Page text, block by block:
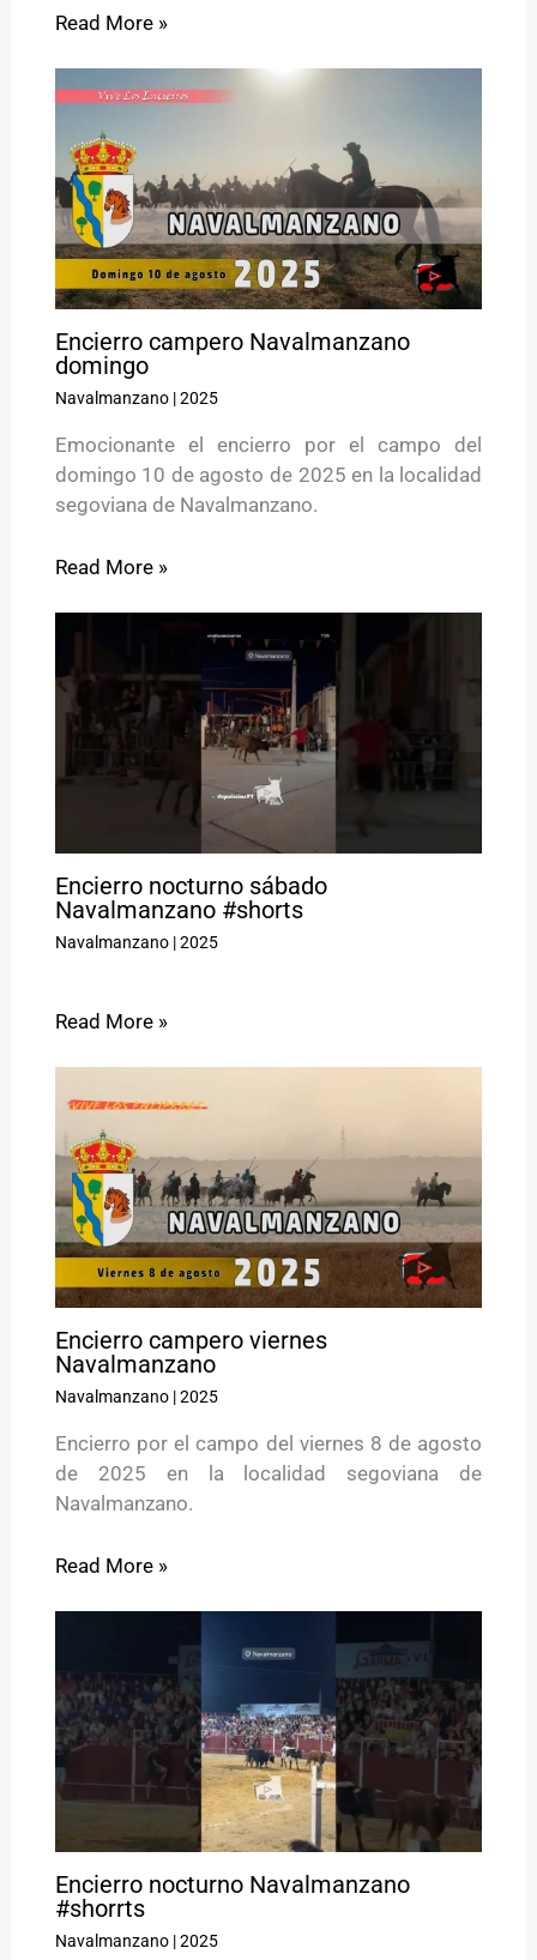
Read More »
Encierro campero Navalmanzano
domingo
Navalmanzano|2025
Emocionante el encierro por el campo del
domingo 10 de agosto de 2025 en la localidad
segoviana de Navalmanzano.
Read More »
Encierro nocturno sábado
Navalmanzano #shorts
Navalmanzano|2025
Read More »
Encierro campero viernes
Navalmanzano
Navalmanzano|2025
Encierro por el campo del viernes 8 de agosto
de 2025 en la localidad segoviana de
Navalmanzano.
Read More »
Encierro nocturno Navalmanzano
#shorrts
Navalmanzano|2025